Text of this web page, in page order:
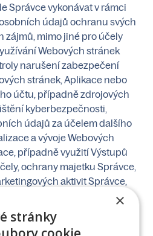
Správce vykonávat v rámci
údajů ochranu svých
zájmů, mimo jiné pro účely
Webových stránek
narušení zabezpečení
stránek, Aplikace nebo
účtu, případně zdrojových
kyberbezpečnosti,
údajů za účelem dalšího
a vývoje Webových
případně využití Výstupů
ochrany majetku Správce,
aktivit Správce,
a dalších obchodních
že jste vstoupili do
o uzavření
×
stránky
cookie.